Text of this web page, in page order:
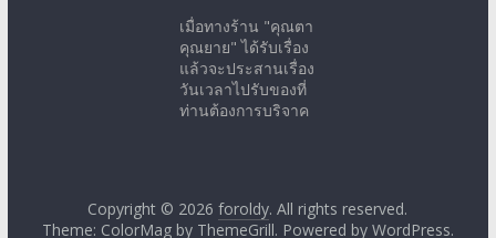
เมื่อทางร้าน "คุณตา
คุณยาย" ได้รับเรื่อง
แล้วจะประสานเรื่อง
วันเวลาไปรับของที่
ท่านต้องการบริจาค
Copyright © 2026foroldy. All rights reserved.
Theme: ColorMag by ThemeGrill. Powered by WordPress.